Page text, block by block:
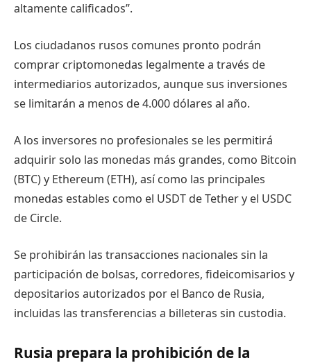
altamente calificados”.
Los ciudadanos rusos comunes pronto podrán
comprar criptomonedas legalmente a través de
intermediarios autorizados, aunque sus inversiones
se limitarán a menos de 4.000 dólares al año.
A los inversores no profesionales se les permitirá
adquirir solo las monedas más grandes, como Bitcoin
(BTC) y Ethereum (ETH), así como las principales
monedas estables como el USDT de Tether y el USDC
de Circle.
Se prohibirán las transacciones nacionales sin la
participación de bolsas, corredores, fideicomisarios y
depositarios autorizados por el Banco de Rusia,
incluidas las transferencias a billeteras sin custodia.
Rusia prepara la prohibición de la